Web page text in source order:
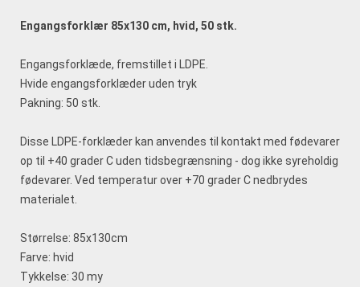
Engangsforklær 85x130 cm, hvid, 50 stk.
Engangsforklæde, fremstillet i LDPE.
Hvide engangsforklæder uden tryk
Pakning: 50 stk.
Disse LDPE-forklæder kan anvendes til kontakt med fødevarer
op til +40 grader C uden tidsbegrænsning - dog ikke syreholdig
fødevarer. Ved temperatur over +70 grader C nedbrydes
materialet.
Størrelse: 85x130cm
Farve: hvid
Tykkelse: 30 my